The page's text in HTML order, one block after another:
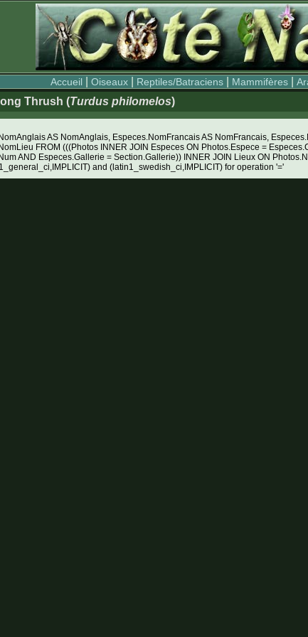
Accueil |Oiseaux Reptiles/Batraciens Mammifères |
Thrush (Turdus philomelos)
AS NomAnglais, Especes.NomFrancais AS NomFrancais,
FROM (((Photos INNER JOIN Especes ON Photos.Espece =
AND Especes.Gallerie = Section.Gallerie)) INNER JOIN Lieux ON
and (latin1_swedish_ci,IMPLICIT) for operation '='